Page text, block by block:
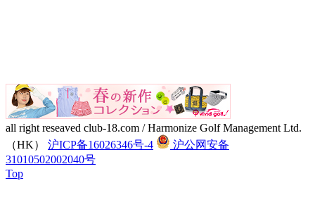
all right reseaved club-18.com / Harmonize Golf Management Ltd.
（HK） 沪ICP备16026346号-4
沪公网安备
31010502002040号
Top